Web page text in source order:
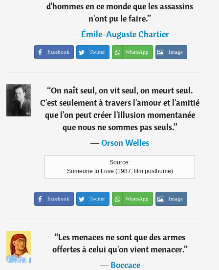
d'hommes en ce monde que les assassins
n'ont pu le faire.”
―Émile-Auguste Chartier
Facebook Twitter WhatsApp Image
“On naît seul, on vit seul, on meurt seul.
C'est seulement à travers l'amour et l'amitié
que l'on peut créer l'illusion momentanée
que nous ne sommes pas seuls.”
―Orson Welles
Source:
Someone to Love (1987, film posthume)
Facebook Twitter WhatsApp Image
“Les menaces ne sont que des armes
offertes à celui qu'on vient menacer.”
―Boccace